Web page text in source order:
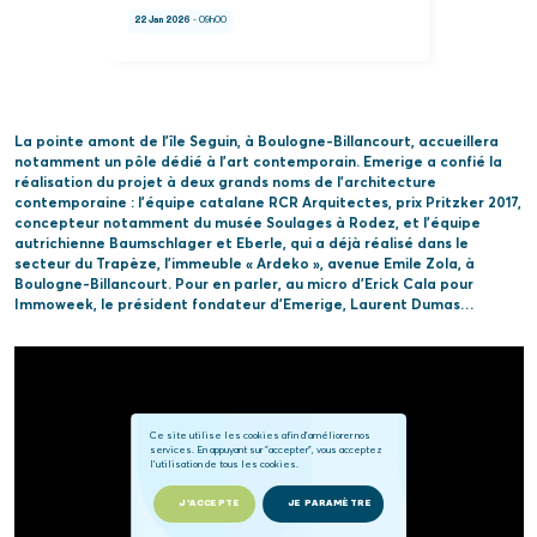
Ce site utilise les cookies afin d'améliorer nos
services. En appuyant sur "accepter", vous acceptez
l'utilisation de tous les cookies.
J'ACCEPTE JE PARAMÈTRE
22 Jan 2026 - 09h00
La pointe amont de l’île Seguin, à Boulogne-Billancourt, accueillera
notamment un pôle dédié à l’art contemporain. Emerige a confié la
réalisation du projet à deux grands noms de l’architecture
contemporaine : l’équipe catalane RCR Arquitectes, prix Pritzker 2017,
concepteur notamment du musée Soulages à Rodez, et l’équipe
autrichienne Baumschlager et Eberle, qui a déjà réalisé dans le
secteur du Trapèze, l’immeuble « Ardeko », avenue Emile Zola, à
Boulogne-Billancourt. Pour en parler, au micro d’Erick Cala pour
Immoweek, le président fondateur d’Emerige, Laurent Dumas…